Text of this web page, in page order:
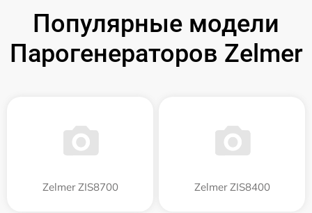
Популярные модели
Парогенераторов Zelmer
Zelmer ZIS8700 Zelmer ZIS8400